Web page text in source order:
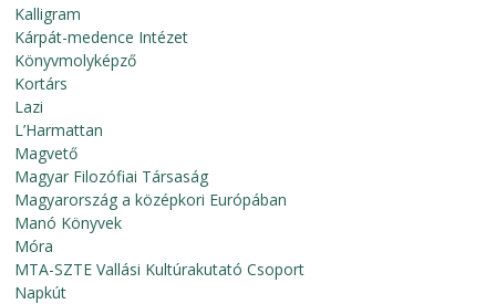
Kalligram
Kárpát-medence Intézet
Könyvmolyképző
Kortárs
Lazi
L’Harmattan
Magvető
Magyar Filozófiai Társaság
Magyarország a középkori Európában
Manó Könyvek
Móra
MTA-SZTE Vallási Kultúrakutató Csoport
Napkút